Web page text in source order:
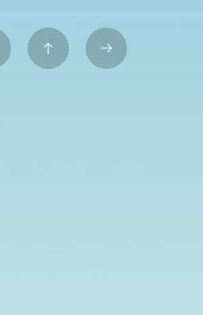
 